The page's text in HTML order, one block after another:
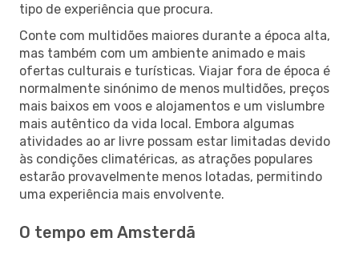
tipo de experiência que procura.
Conte com multidões maiores durante a época alta,
mas também com um ambiente animado e mais
ofertas culturais e turísticas. Viajar fora de época é
normalmente sinónimo de menos multidões, preços
mais baixos em voos e alojamentos e um vislumbre
mais autêntico da vida local. Embora algumas
atividades ao ar livre possam estar limitadas devido
às condições climatéricas, as atrações populares
estarão provavelmente menos lotadas, permitindo
uma experiência mais envolvente.
O tempo em Amsterdã